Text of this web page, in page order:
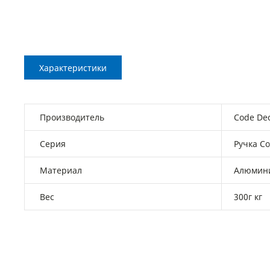
Характеристики
Производитель Code
Серия Ручка
Материал
Вес 300г кг